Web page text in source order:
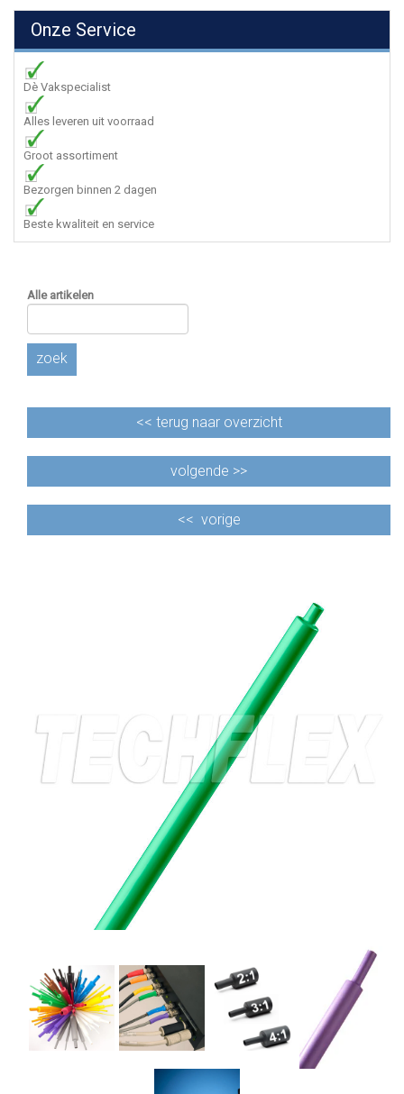
Onze Service
Dè Vakspecialist
Alles leveren uit voorraad
Groot assortiment
Bezorgen binnen 2 dagen
Beste kwaliteit en service
Alle artikelen
zoek
<< terug naar overzicht
volgende >>
<< vorige